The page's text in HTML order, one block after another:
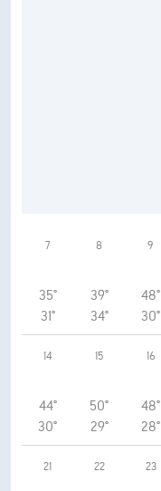
7
35°
31°
8
39°
34°
9
48°
30°
14
44°
30°
15
50°
29°
16
48°
28°
21 22 23